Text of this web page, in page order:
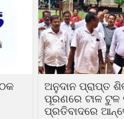
ଅନୁଦାନ ପ୍ରାପ୍ତ
ପୂରଣରେ ଟାଳ ଟୁଳ
ପ୍ରତିବାଦରେ